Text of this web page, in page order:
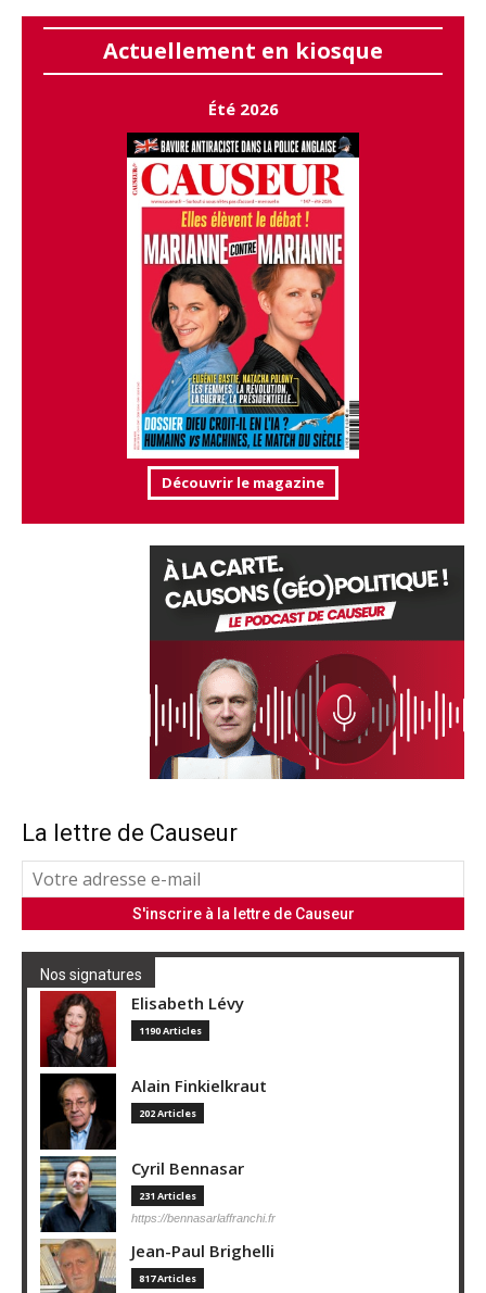
Actuellement en kiosque
Été 2026
Découvrir le magazine
La lettre de Causeur
Nos signatures
Elisabeth Lévy
1190 Articles
Alain Finkielkraut
202 Articles
Cyril Bennasar
231 Articles
https://bennasarlaffranchi.fr
Jean-Paul Brighelli
817 Articles